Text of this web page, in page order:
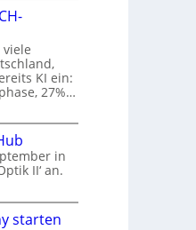
viele
KI ein:
27%…
in
II‘ an.
starten